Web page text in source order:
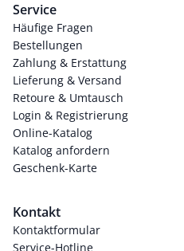
Service
Häufige Fragen
Bestellungen
Zahlung & Erstattung
Lieferung & Versand
Retoure & Umtausch
Login & Registrierung
Online-Katalog
Katalog anfordern
Geschenk-Karte
Kontakt
Kontaktformular
Service-Hotline